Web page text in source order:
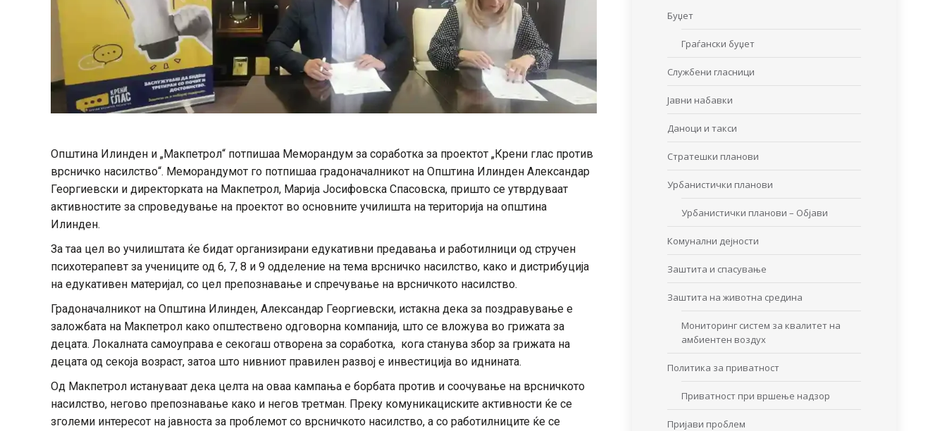
Општина Илинден и „Макпетрол“ потпишаа Меморандум за соработка за проектот „Крени глас против
врсничко насилство“. Меморандумот го потпишаа градоначалникот на Општина Илинден Александар
Георгиевски и директорката на Макпетрол, Марија Јосифовска Спасовска, пришто се утврдуваат
активностите за спроведување на проектот во основните училишта на територија на општина
Илинден.
За таа цел во училиштата ќе бидат организирани едукативни предавања и работилници од стручен
психотерапевт за учениците од 6, 7, 8 и 9 одделение на тема врсничко насилство, како и дистрибуција
на едукативен материјал, со цел препознавање и спречување на врсничкото насилство.
Градоначалникот на Општина Илинден, Александар Георгиевски, истакна дека за поздравување е
заложбата на Макпетрол како општествено одговорна компанија, што се вложува во грижата за
децата. Локалната самоуправа е секогаш отворена за соработка, кога станува збор за грижата на
децата од секоја возраст, затоа што нивниот правилен развој е инвестиција во иднината.
Од Макпетрол истануваат дека целта на оваа кампања е борбата против и соочување на врсничкото
насилство, негово препознавање како и негов третман. Преку комуникациските активности ќе се
зголеми интересот на јавноста за проблемот со врсничкото насилство, а со работилниците ќе се
Буџет
Граѓански буџет
Службени гласници
Јавни набавки
Даноци и такси
Стратешки планови
Урбанистички планови
Урбанистички планови – Објави
Комунални дејности
Заштита и спасување
Заштита на животна средина
Мониторинг систем за квалитет на
амбиентен воздух
Политика за приватност
Приватност при вршење надзор
Пријави проблем